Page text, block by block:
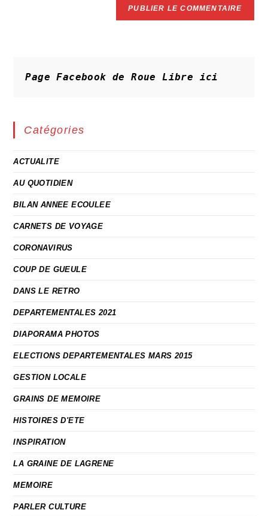
Page Facebook de Roue Libre ici
Catégories
ACTUALITE
AU QUOTIDIEN
BILAN ANNEE ECOULEE
CARNETS DE VOYAGE
CORONAVIRUS
COUP DE GUEULE
DANS LE RETRO
DEPARTEMENTALES 2021
DIAPORAMA PHOTOS
ELECTIONS DEPARTEMENTALES MARS 2015
GESTION LOCALE
GRAINS DE MEMOIRE
HISTOIRES D'ETE
INSPIRATION
LA GRAINE DE LAGRENE
MEMOIRE
PARLER CULTURE